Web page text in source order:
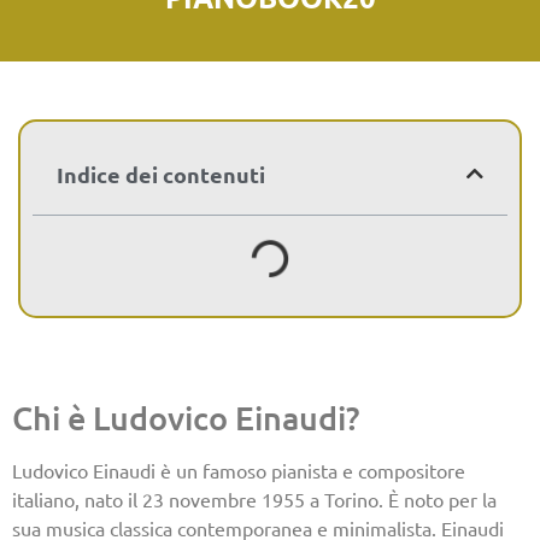
Indice dei contenuti
Chi è Ludovico Einaudi?
Ludovico Einaudi è un famoso pianista e compositore
italiano, nato il 23 novembre 1955 a Torino. È noto per la
sua musica classica contemporanea e minimalista. Einaudi